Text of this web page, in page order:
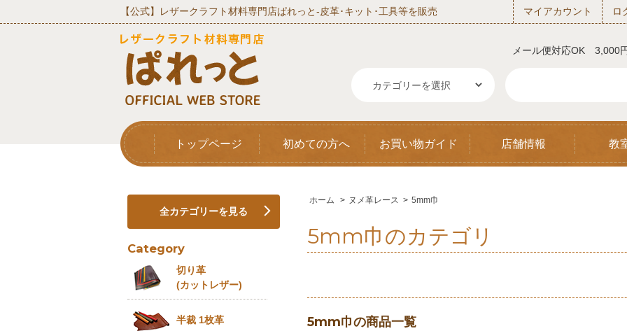
【公式】レザークラフト材料専門店ぱれっと‐皮革･キット･工具等を販売 マイアカウント ロ
メール便対応OK 3,000
トップページ 初めての方へ お買い物ガイド 店舗情報 教
ホーム > ヌメ革レース > 5mm巾
5mm巾のカテゴリ
5mm巾の商品一覧
全カテゴリーを見る
Category
切り革
(カットレザー)
半裁 1枚革